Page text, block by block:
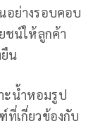
อย่างรอบคอบ
ชน์ให้ลูกค้า
น
ะน้ำหอมรูป
เกี่ยวข้องกับ